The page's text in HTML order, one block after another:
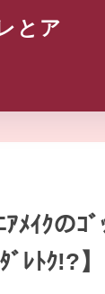
とア
ﾒｲｸのｺ
ﾚﾄｸ!?】